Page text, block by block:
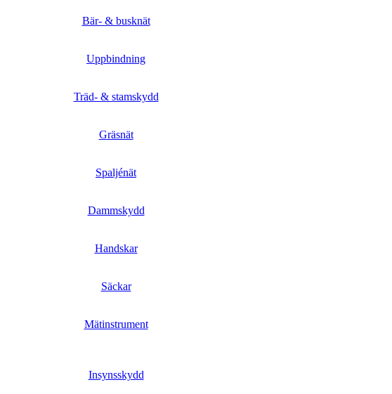
Bär- & busknät
Uppbindning
Träd- & stamskydd
Gräsnät
Spaljénät
Dammskydd
Handskar
Säckar
Mätinstrument
Insynsskydd